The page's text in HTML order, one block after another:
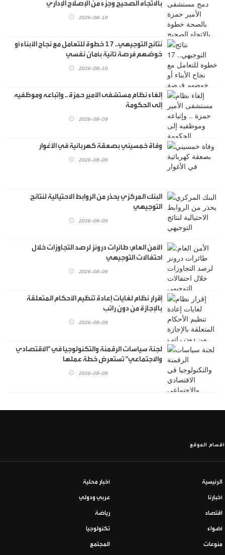
بالاتجاه الصحيح وجزء من الإصلاح الإداري
2026-08-10
نتائج التوجيهي.. 17 خطوة للتعامل مع نجاح الأبناء أو
خوضهم فرصة ثانية بأمان نفسي
2026-08-10
إلغاء نظام مستشفى الأمير حمزة .. وإتباعه وموظفيه
إلى الحكومة
2026-08-09
وفاة خمسيني بصعقة كهربائية في الأغوار
2026-08-09
البنك المركزي يحذر من الروابط الاحتيالية لنتائج
التوجيهي
2026-08-09
الأمن العام: طائرات درونز لرصد التجاوزات خلال
احتفالات التوجيهي
2026-08-09
إقرار نظام لغايات إعادة تنظيم الأحكام المتعلقة
بالإجازة من دون راتب
2026-08-09
لجنة سياسات الرقمنة والتكنولوجيا في "الاقتصادي
والاجتماعي" تستعرض خطة عملها
2026-08-09
أقسام الموقع
الرئيسية أخبار محلية
أخبارنا عربي ودولي
اقتصاد رياضة
أضواء تكنولوجيا
منوعات المجتمع